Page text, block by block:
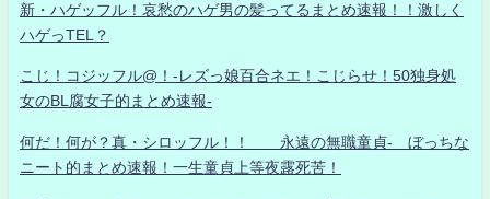
新・ハゲッフル！哀愁のハゲ男の髪ってるまとめ速報！！激しく
ハゲっTEL？
こじ！コジッフル@！-レズっ娘百合ネエ！こじらせ！50独身処
女のBL腐女子的まとめ速報-
何だ！何が？真・シロッフル！！ 永遠の無職童貞- ぼっちな
ニート的まとめ速報！一生童貞上等夜露死苦！